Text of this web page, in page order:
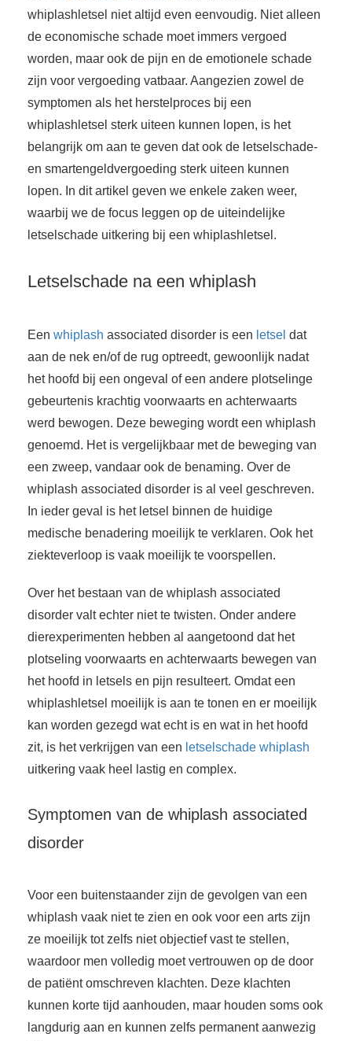
whiplashletsel niet altijd even eenvoudig. Niet alleen
de economische schade moet immers vergoed
worden, maar ook de pijn en de emotionele schade
zijn voor vergoeding vatbaar. Aangezien zowel de
symptomen als het herstelproces bij een
whiplashletsel sterk uiteen kunnen lopen, is het
belangrijk om aan te geven dat ook de letselschade-
en smartengeldvergoeding sterk uiteen kunnen
lopen. In dit artikel geven we enkele zaken weer,
waarbij we de focus leggen op de uiteindelijke
letselschade uitkering bij een whiplashletsel.
Letselschade na een whiplash
Een whiplash associated disorder is een letsel dat
aan de nek en/of de rug optreedt, gewoonlijk nadat
het hoofd bij een ongeval of een andere plotselinge
gebeurtenis krachtig voorwaarts en achterwaarts
werd bewogen. Deze beweging wordt een whiplash
genoemd. Het is vergelijkbaar met de beweging van
een zweep, vandaar ook de benaming. Over de
whiplash associated disorder is al veel geschreven.
In ieder geval is het letsel binnen de huidige
medische benadering moeilijk te verklaren. Ook het
ziekteverloop is vaak moeilijk te voorspellen.
Over het bestaan van de whiplash associated
disorder valt echter niet te twisten. Onder andere
dierexperimenten hebben al aangetoond dat het
plotseling voorwaarts en achterwaarts bewegen van
het hoofd in letsels en pijn resulteert. Omdat een
whiplashletsel moeilijk is aan te tonen en er moeilijk
kan worden gezegd wat echt is en wat in het hoofd
zit, is het verkrijgen van een letselschade whiplash
uitkering vaak heel lastig en complex.
Symptomen van de whiplash associated
disorder
Voor een buitenstaander zijn de gevolgen van een
whiplash vaak niet te zien en ook voor een arts zijn
ze moeilijk tot zelfs niet objectief vast te stellen,
waardoor men volledig moet vertrouwen op de door
de patiënt omschreven klachten. Deze klachten
kunnen korte tijd aanhouden, maar houden soms ook
langdurig aan en kunnen zelfs permanent aanwezig